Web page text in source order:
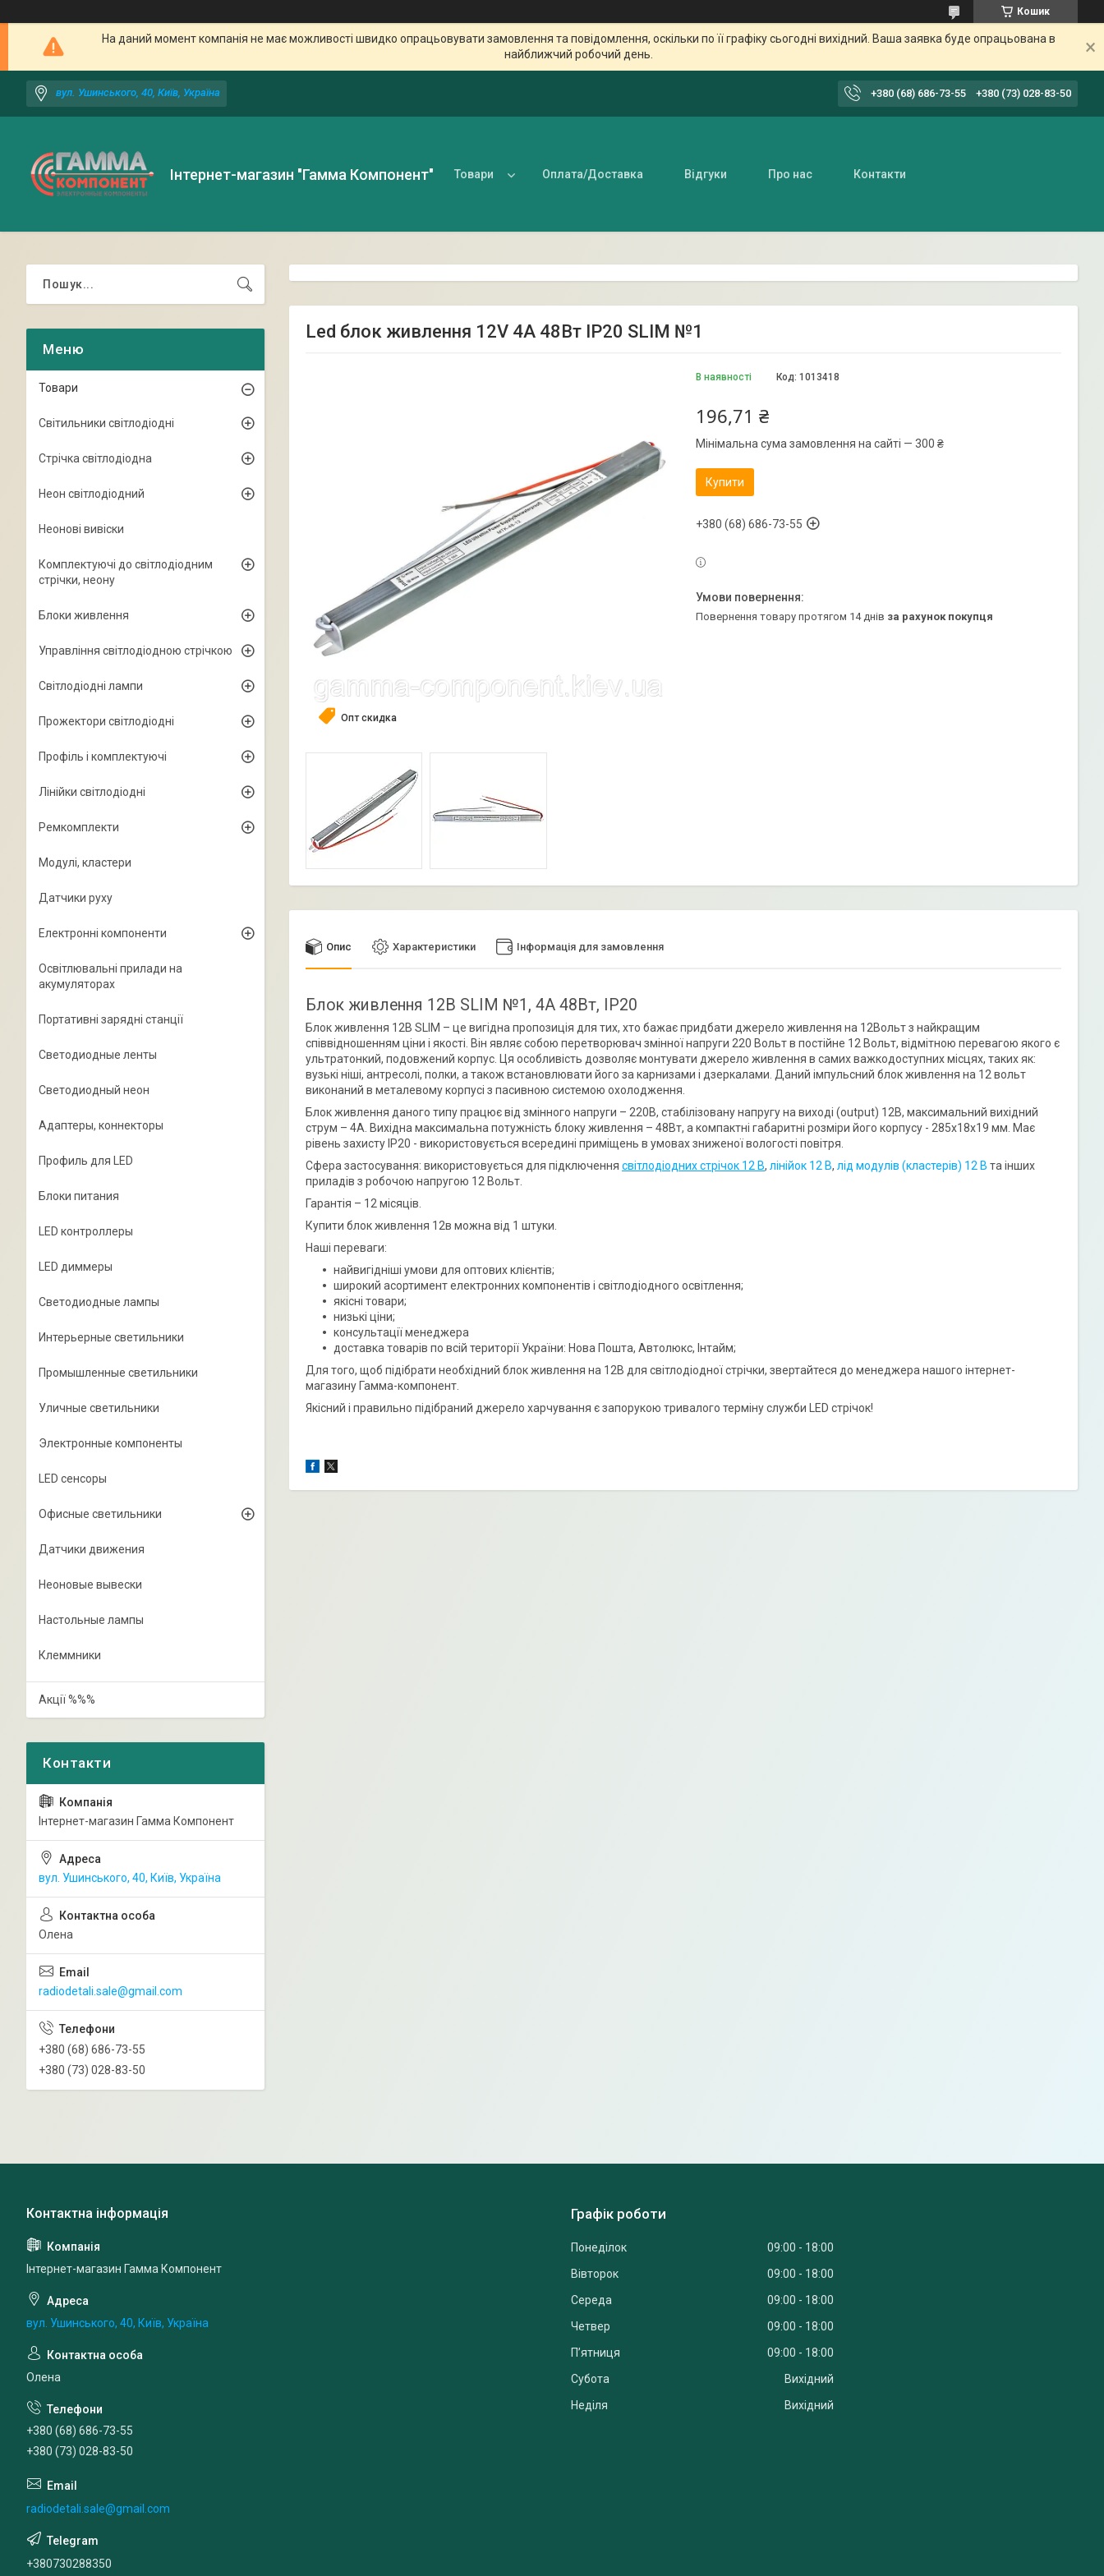
Кошик
На даний момент компанія не має можливості швидко опрацьовувати замовлення та повідомлення, оскільки по її графіку сьогодні вихідний. Ваша заявка буде опрацьована в
найближчий робочий день.
вул. Ушинського, 40, Київ, Україна +380 (68) 686-73-55 +380 (73) 028-83-50
Інтернет-магазин "Гамма Компонент" Товари Оплата/Доставка Відгуки Про нас Контакти
Led блок живлення 12V 4A 48Вт IP20 SLIM №1
Опт скидка
В наявності Код: 1013418
196,71 ₴
Мінімальна сума замовлення на сайті — 300 ₴
Купити
+380 (68) 686-73-55
повернення товару протягом 14 днів за рахунок покупця
Опис Характеристики Інформація для замовлення
Блок живлення 12В SLIM №1, 4A 48Вт, IP20
Блок живлення 12В SLIM – це вигідна пропозиція для тих, хто бажає придбати джерело живлення на 12Вольт з найкращим
співвідношенням ціни і якості. Він являє собою перетворювач змінної напруги 220 Вольт в постійне 12 Вольт, відмітною перевагою якого є
ультратонкий, подовжений корпус. Ця особливість дозволяє монтувати джерело живлення в самих важкодоступних місцях, таких як:
вузькі ніші, антресолі, полки, а також встановлювати його за карнизами і дзеркалами. Даний імпульсний блок живлення на 12 вольт
виконаний в металевому корпусі з пасивною системою охолодження.
Блок живлення даного типу працює від змінного напруги – 220В, стабілізовану напругу на виході (output) 12В, максимальний вихідний
струм – 4А. Вихідна максимальна потужність блоку живлення – 48Вт, а компактні габаритні розміри його корпусу - 285x18x19 мм. Має
рівень захисту IP20 - використовується всередині приміщень в умовах зниженої вологості повітря.
Сфера застосування: використовується для підключення світлодіодних стрічок 12 В, лінійок 12 В, лід модулів (кластерів) 12 В та інших
приладів з робочою напругою 12 Вольт.
Гарантія – 12 місяців.
Купити блок живлення 12в можна від 1 штуки.
Наші переваги:
найвигідніші умови для оптових клієнтів;
широкий асортимент електронних компонентів і світлодіодного освітлення;
якісні товари;
низькі ціни;
консультації менеджера
доставка товарів по всій території України: Нова Пошта, Автолюкс, Інтайм;
Для того, щоб підібрати необхідний блок живлення на 12В для світлодіодної стрічки, звертайтеся до менеджера нашого інтернет-
магазину Гамма-компонент.
Якісний і правильно підібраний джерело харчування є запорукою тривалого терміну служби LED стрічок!
Товари
Світильники світлодіодні
Стрічка світлодіодна
Неон світлодіодний
Неонові вивіски
Комплектуючі до світлодіодним
стрічки, неону
Блоки живлення
Управління світлодіодною стрічкою
Світлодіодні лампи
Прожектори світлодіодні
Профіль і комплектуючі
Лінійки світлодіодні
Ремкомплекти
Модулі, кластери
Датчики руху
Електронні компоненти
Освітлювальні прилади на
акумуляторах
Портативні зарядні станції
Светодиодные ленты
Светодиодный неон
Адаптеры, коннекторы
Профиль для LED
Блоки питания
LED контроллеры
LED диммеры
Светодиодные лампы
Интерьерные светильники
Промышленные светильники
Уличные светильники
Электронные компоненты
LED сенсоры
Офисные светильники
Датчики движения
Неоновые вывески
Настольные лампы
Клеммники
Акції %%%
Інтернет-магазин Гамма Компонент
вул. Ушинського, 40, Київ, Україна
Олена
radiodetali.sale@gmail.com
+380 (68) 686-73-55
+380 (73) 028-83-50
Інтернет-магазин Гамма Компонент
вул. Ушинського, 40, Київ, Україна
Олена
+380 (68) 686-73-55
+380 (73) 028-83-50
radiodetali.sale@gmail.com
+380730288350
Графік роботи
Понеділок 09:00
18:00
Вівторок
09:00
18:00
Середа
09:00
18:00
Четвер
09:00
18:00
Пʼятниця
09:00
18:00
Субота
Вихідний
Неділя
Вихідний